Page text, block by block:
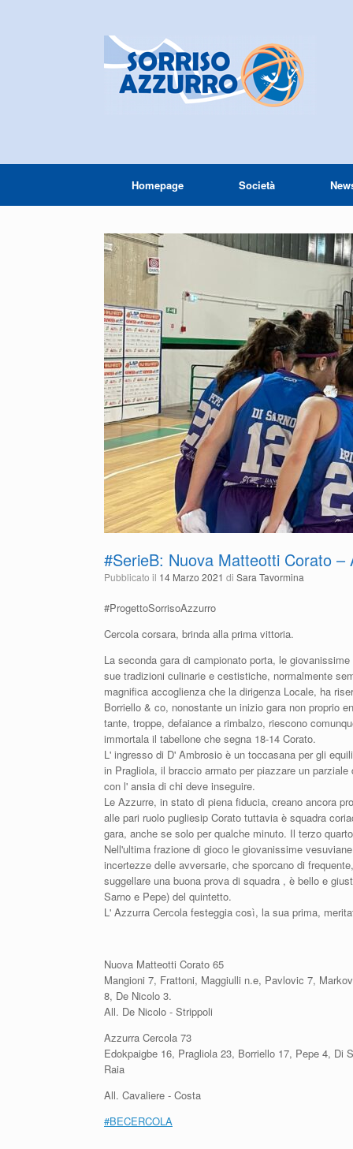
Homepage Società
#SerieB: Nuova Matteotti Corato –
Pubblicato il 14 Marzo 2021 di Sara Tavormina
#ProgettoSorrisoAzzurro
Cercola corsara, brinda alla prima vittoria.
La seconda gara di campionato porta, le
sue tradizioni culinarie e cestistiche, normalmente
magnifica accoglienza che la dirigenza Locale, ha
Borriello & co, nonostante un inizio gara non proprio
tante, troppe, defaiance a rimbalzo, riescono
immortala il tabellone che segna 18-14 Corato.
L' ingresso di D' Ambrosio è un toccasana per gli
in Pragliola, il braccio armato per piazzare un
con l' ansia di chi deve inseguire.
Le Azzurre, in stato di piena fiducia, creano ancora
alle pari ruolo pugliesip Corato tuttavia è squadra
gara, anche se solo per qualche minuto. Il terzo
Nell'ultima frazione di gioco le giovanissime
incertezze delle avversarie, che sporcano di
suggellare una buona prova di squadra , è bello e
Sarno e Pepe) del quintetto.
L' Azzurra Cercola festeggia così, la sua prima,
Nuova Matteotti Corato 65
Mangioni 7, Frattoni, Maggiulli n.e, Pavlovic 7,
8, De Nicolo 3.
All. De Nicolo - Strippoli
Azzurra Cercola 73
Edokpaigbe 16, Pragliola 23, Borriello 17, Pepe 4,
Raia
All. Cavaliere - Costa
#BECERCOLA